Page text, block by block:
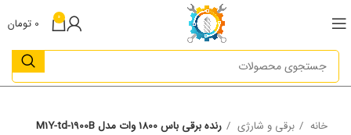
0
0 تومان
خانه برقی و شارژی رنده برقی باس 1800 وات مدل M1Y-td-1900B